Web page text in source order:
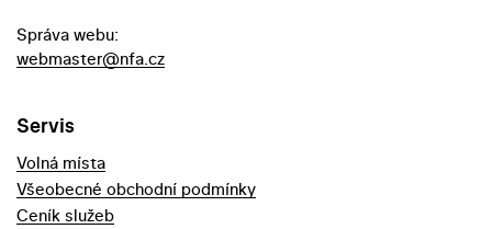
Správa webu:
webmaster@nfa.cz
Servis
Volná místa
Všeobecné obchodní podmínky
Ceník služeb